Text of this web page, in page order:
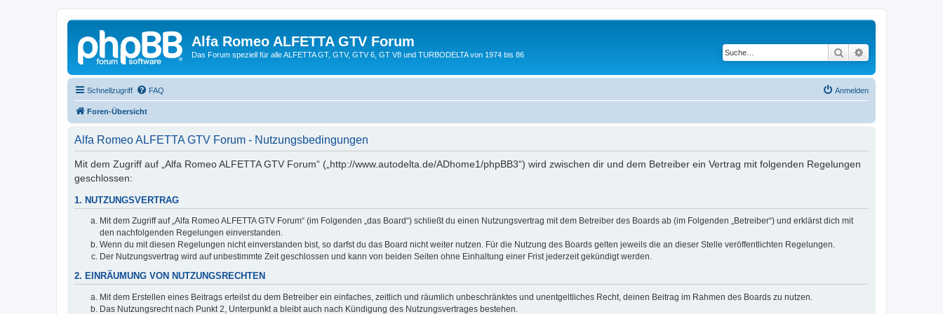
Alfa Romeo ALFETTA GTV Forum
Das Forum speziell für alle ALFETTA GT, GTV, GTV 6, GT V8 und TURBODELTA von 1974 bis 86 Suche
Schnellzugriff FAQ Anmelden
Foren-Übersicht
Alfa Romeo ALFETTA GTV Forum - Nutzungsbedingungen
Mit dem Zugriff auf „Alfa Romeo ALFETTA GTV Forum“ („http://www.autodelta.de/ADhome1/phpBB3“) wird zwischen dir und dem Betreiber ein Vertrag mit folgenden Regelungen
geschlossen:
1. NUTZUNGSVERTRAG
Mit dem Zugriff auf „Alfa Romeo ALFETTA GTV Forum“ (im Folgenden „das Board“) schließt du einen Nutzungsvertrag mit dem Betreiber des Boards ab (im Folgenden „Betreiber“) und erklärst dich mit
den nachfolgenden Regelungen einverstanden.
Wenn du mit diesen Regelungen nicht einverstanden bist, so darfst du das Board nicht weiter nutzen. Für die Nutzung des Boards gelten jeweils die an dieser Stelle veröffentlichten Regelungen.
Der Nutzungsvertrag wird auf unbestimmte Zeit geschlossen und kann von beiden Seiten ohne Einhaltung einer Frist jederzeit gekündigt werden.
2. EINRÄUMUNG VON NUTZUNGSRECHTEN
Mit dem Erstellen eines Beitrags erteilst du dem Betreiber ein einfaches, zeitlich und räumlich unbeschränktes und unentgeltliches Recht, deinen Beitrag im Rahmen des Boards zu nutzen.
Das Nutzungsrecht nach Punkt 2, Unterpunkt a bleibt auch nach Kündigung des Nutzungsvertrages bestehen.